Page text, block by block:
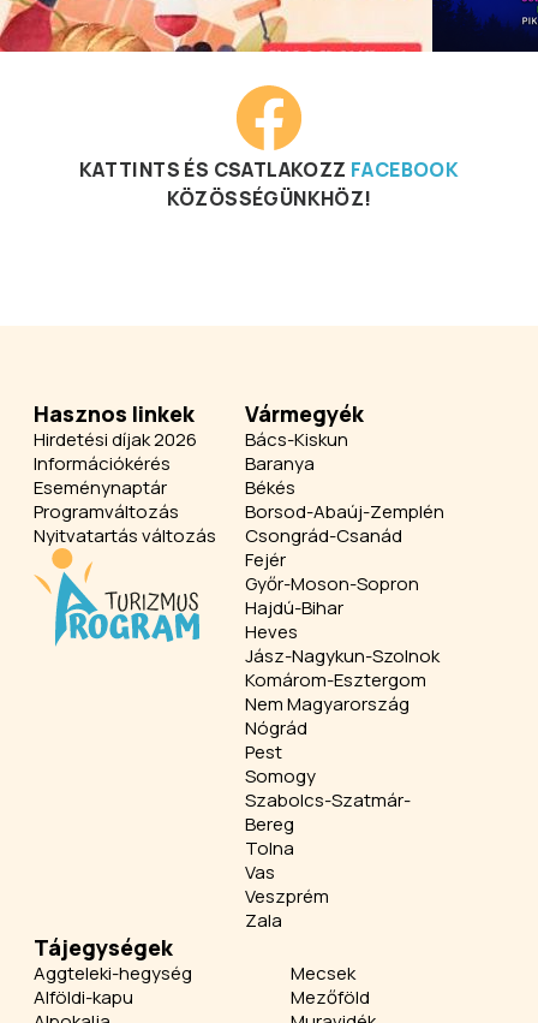
KATTINTS ÉS CSATLAKOZZ FACEBOOK
KÖZÖSSÉGÜNKHÖZ!
Hasznos linkek
Hirdetési díjak 2026
Információkérés
Eseménynaptár
Programváltozás
Nyitvatartás változás
Vármegyék
Bács-Kiskun
Baranya
Békés
Borsod-Abaúj-Zemplén
Csongrád-Csanád
Fejér
Győr-Moson-Sopron
Hajdú-Bihar
Heves
Jász-Nagykun-Szolnok
Komárom-Esztergom
Nem Magyarország
Nógrád
Pest
Somogy
Szabolcs-Szatmár-
Bereg
Tolna
Vas
Veszprém
Zala
Tájegységek
Aggteleki-hegység
Alföldi-kapu
Mecsek
Mezőföld